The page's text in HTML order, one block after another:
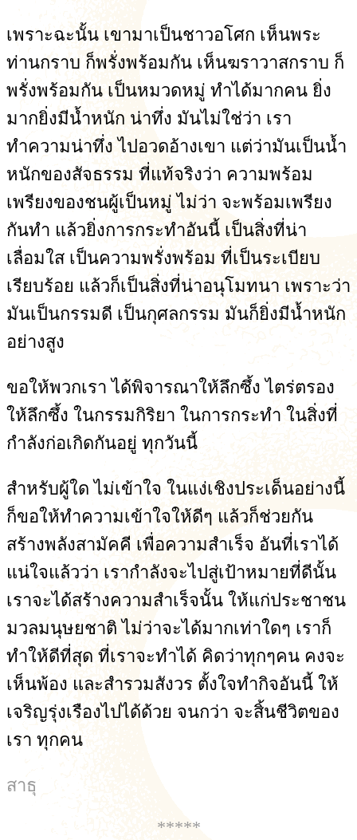
เพราะฉะนั้น เขามาเป็นชาวอโศก เห็นพระ
ท่านกราบ ก็พรั่งพร้อมกัน เห็นฆราวาสกราบ ก็
พรั่งพร้อมกัน เป็นหมวดหมู่ ทำได้มากคน ยิ่ง
มากยิ่งมีน้ำหนัก น่าทึ่ง มันไม่ใช่ว่า เรา
ทำความน่าทึ่ง ไปอวดอ้างเขา แต่ว่ามันเป็นน้ำ
หนักของสัจธรรม ที่แท้จริงว่า ความพร้อม
เพรียงของชนผู้เป็นหมู่ ไม่ว่า จะพร้อมเพรียง
กันทำ แล้วยิ่งการกระทำอันนี้ เป็นสิ่งที่น่า
เลื่อมใส เป็นความพรั่งพร้อม ที่เป็นระเบียบ
เรียบร้อย แล้วก็เป็นสิ่งที่น่าอนุโมทนา เพราะว่า
มันเป็นกรรมดี เป็นกุศลกรรม มันก็ยิ่งมีน้ำหนัก
อย่างสูง
ขอให้พวกเรา ได้พิจารณาให้ลึกซึ้ง ไตร่ตรอง
ให้ลึกซึ้ง ในกรรมกิริยา ในการกระทำ ในสิ่งที่
กำลังก่อเกิดกันอยู่ ทุกวันนี้
สำหรับผู้ใด ไม่เข้าใจ ในแง่เชิงประเด็นอย่างนี้
ก็ขอให้ทำความเข้าใจให้ดีๆ แล้วก็ช่วยกัน
สร้างพลังสามัคคี เพื่อความสำเร็จ อันที่เราได้
แน่ใจแล้วว่า เรากำลังจะไปสู่เป้าหมายที่ดีนั้น
เราจะได้สร้างความสำเร็จนั้น ให้แก่ประชาชน
มวลมนุษยชาติ ไม่ว่าจะได้มากเท่าใดๆ เราก็
ทำให้ดีที่สุด ที่เราจะทำได้ คิดว่าทุกๆคน คงจะ
เห็นพ้อง และสำรวมสังวร ตั้งใจทำกิจอันนี้ ให้
เจริญรุ่งเรืองไปได้ด้วย จนกว่า จะสิ้นชีวิตของ
เรา ทุกคน
สาธุ
*****